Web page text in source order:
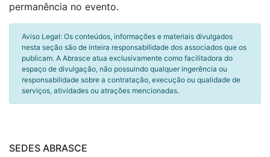
permanência no evento.
Aviso Legal: Os conteúdos, informações e materiais divulgados
nesta seção são de inteira responsabilidade dos associados que os
publicam. A Abrasce atua exclusivamente como facilitadora do
espaço de divulgação, não possuindo qualquer ingerência ou
responsabilidade sobre a contratação, execução ou qualidade de
serviços, atividades ou atrações mencionadas.
SEDES ABRASCE